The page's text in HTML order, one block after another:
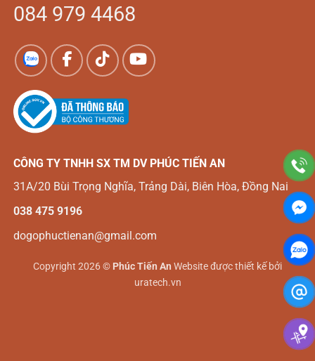
084 979 4468
CÔNG TY TNHH SX TM DV PHÚC TIẾN AN
31A/20 Bùi Trọng Nghĩa, Trảng Dài, Biên Hòa, Đồng Nai
038 475 9196
dogophuctienan@gmail.com
Copyright 2026 © Phúc Tiến An Website được thiết kế bởi
uratech.vn